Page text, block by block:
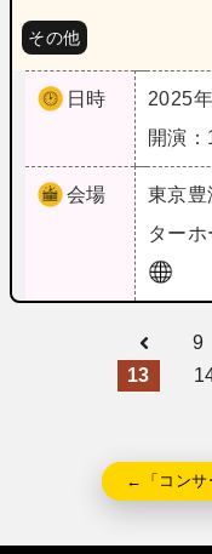
その他
日時
2025
開演
会場 東京
ター
9
13
←「コンサ